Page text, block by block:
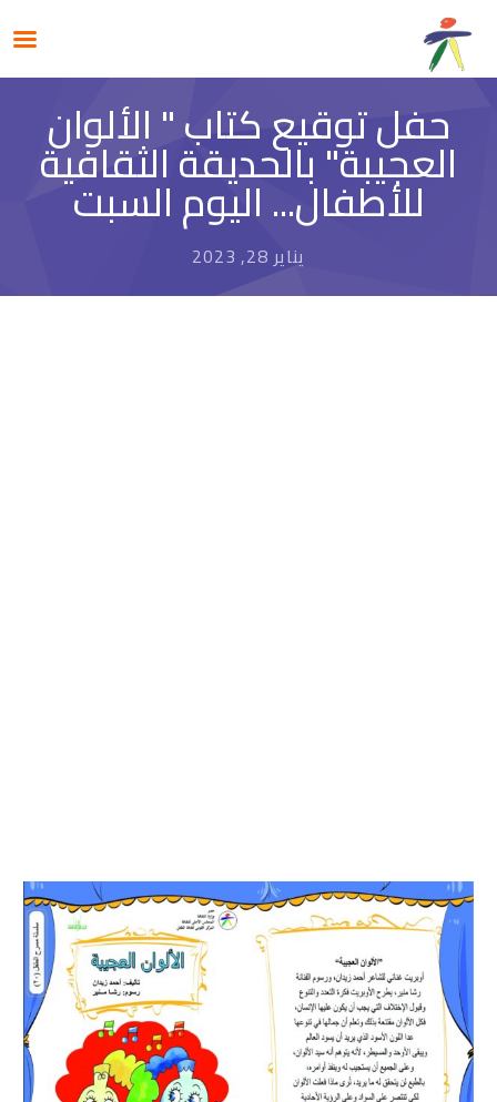
حفل توقيع كتاب " الألوان
العجيبة" بالحديقة الثقافية
للأطفال... اليوم السبت
يناير 28, 2023